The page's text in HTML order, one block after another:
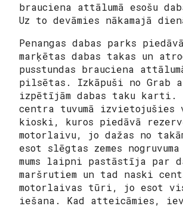
brauciena attālumā esošu
Uz to devāmies nākamajā
Penangas dabas parks
marķētas dabas takas un
pusstundas brauciena
pilsētas. Izkāpuši no Grab
izpētījām dabas taku karti.
centra tuvumā izvietojušies
kioski, kuros piedāvā
motorlaivu, jo dažas no
esot slēgtas zemes
mums laipni pastāstīja par
maršrutiem un tad naski
motorlaivas tūri, jo esot
iešana. Kad atteicāmies,